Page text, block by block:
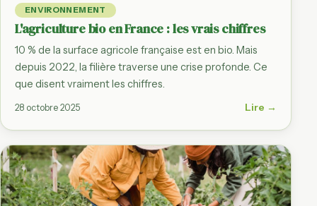
ENVIRONNEMENT
L'agriculture bio en France : les vrais chiffres
10 % de la surface agricole française est en bio. Mais
depuis 2022, la filière traverse une crise profonde. Ce
que disent vraiment les chiffres.
28 octobre 2025 Lire →